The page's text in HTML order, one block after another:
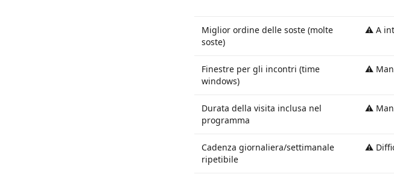
Miglior ordine delle soste (molte
soste)
⚠️ A
Finestre per gli incontri (time
windows)
⚠️
Durata della visita inclusa nel
programma
⚠️
Cadenza giornaliera/settimanale
ripetibile
⚠️